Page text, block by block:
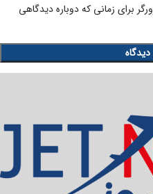
برای زمانی که دوباره دیدگاهی